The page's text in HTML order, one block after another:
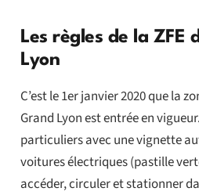
Les règles de la ZFE
Lyon
C’est le 1er janvier 2020 que la
Grand Lyon est entrée en
particuliers avec une vignette
voitures électriques (pastille
accéder, circuler et stationner